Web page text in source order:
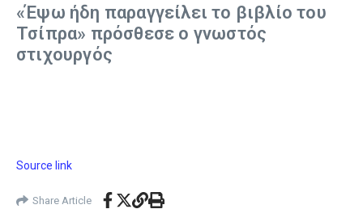
«Έψω ήδη παραγγείλει το βιβλίο του
Τσίπρα» πρόσθεσε ο γνωστός
στιχουργός
Source link
Share Article